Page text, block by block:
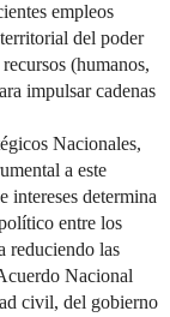
empleos
del poder
(humanos,
impulsar cadenas
Nacionales,
a este
intereses determina
entre los
reduciendo las
Nacional
civil, del gobierno